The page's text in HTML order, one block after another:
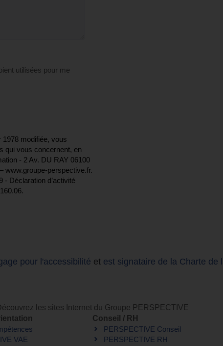
utilisées pour me
1978 modifiée, vous
qui vous concernent, en
- 2 Av. DU RAY 06100
www.groupe-perspective.fr.
- Déclaration d’activité
pour l'accessibilité et est signataire de la Charte de
les sites Internet du Groupe PERSPECTIVE
VAE
Conseil / RH
PERSPECTIVE Conseil
PERSPECTIVE RH